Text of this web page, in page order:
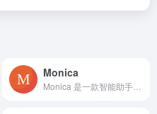
Monica